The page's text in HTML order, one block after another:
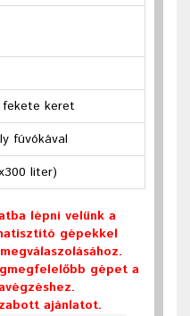
keret
fúvókával
liter)
lépni velünk a
gépekkel
gépet a
ajánlatot.